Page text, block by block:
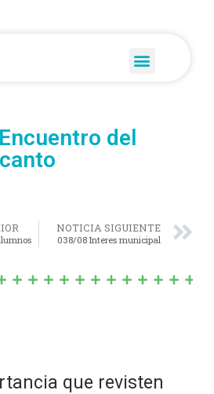
del
NOTICIA SIGUIENTE
038/08 Interes municipal
que revisten